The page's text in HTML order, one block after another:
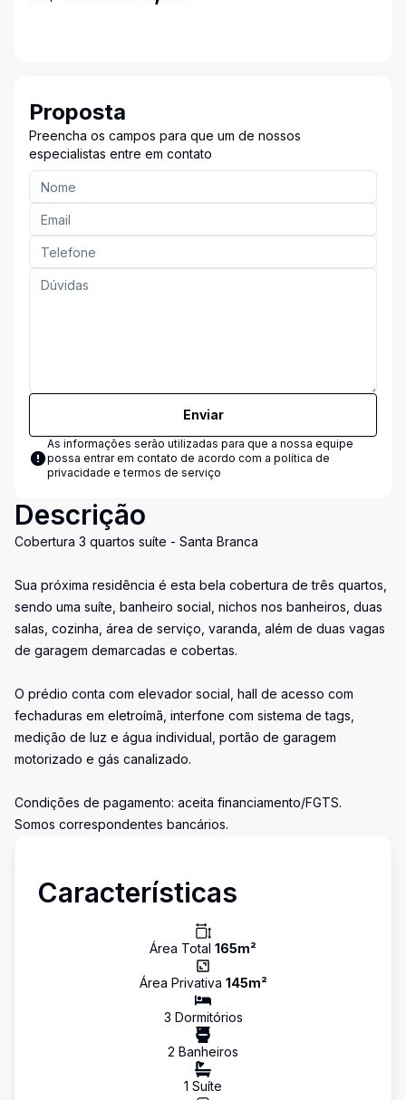
Proposta
Preencha os campos para que um de nossos
especialistas entre em contato
Enviar
As informações serão utilizadas para que a nossa equipe
possa entrar em contato de acordo com a política de
privacidade e termos de serviço
Descrição
Cobertura 3 quartos suíte - Santa Branca
Sua próxima residência é esta bela cobertura de três quartos,
sendo uma suíte, banheiro social, nichos nos banheiros, duas
salas, cozinha, área de serviço, varanda, além de duas vagas
de garagem demarcadas e cobertas.
O prédio conta com elevador social, hall de acesso com
fechaduras em eletroímã, interfone com sistema de tags,
medição de luz e água individual, portão de garagem
motorizado e gás canalizado.
Condições de pagamento: aceita financiamento/FGTS.
Somos correspondentes bancários.
Características
Área Total 165m²
Área Privativa 145m²
3 Dormitórios
2 Banheiros
1 Suíte